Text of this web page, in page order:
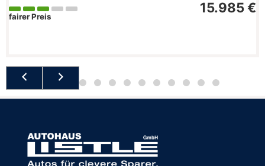
15.985 €
fairer Preis